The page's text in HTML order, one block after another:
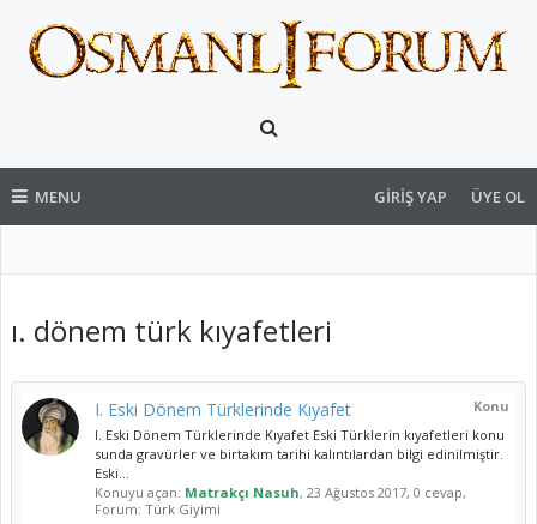
MENU GIRIŞ YAP ÜYE OL
ı. dönem türk kıyafetleri
Konu
I. Eski Dönem Türklerinde Kıyafet
I. Eski Dönem Türklerinde Kıyafet Eski Türklerin kıyafetleri konu
sunda gravürler ve birtakım tarihi kalıntılardan bilgi edinilmiştir.
Eski...
Konuyu açan: Matrakçı Nasuh, 23 Ağustos 2017, 0 cevap,
Forum: Türk Giyimi